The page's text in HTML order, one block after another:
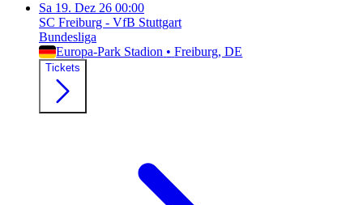
Sa 19. Dez 26 00:00
SC Freiburg - VfB Stuttgart
Bundesliga
Europa-Park Stadion • Freiburg, DE
Tickets